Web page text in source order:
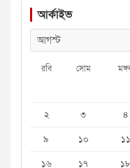
আর্কাইভ
রবি সোম
২
৩ ৪
৯
১০ ১১
১৬
১৭ ১৮